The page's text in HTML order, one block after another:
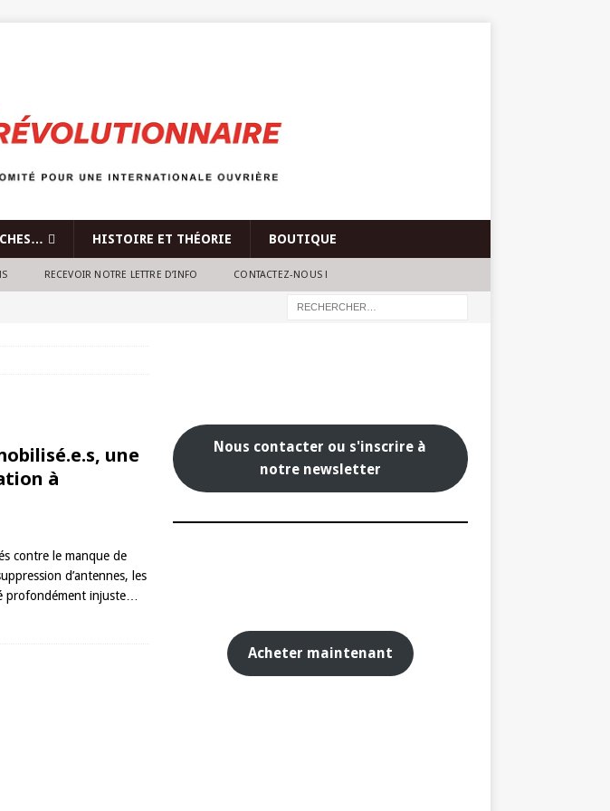
HISTOIRE ET THÉORIE BOUTIQUE
RECEVOIR NOTRE LETTRE D’INFO CONTACTEZ-NOUS !
une
à
contre le manque de
d’antennes, les
profondément injuste…
Nous contacter ou s'inscrire à
notre newsletter
Acheter maintenant